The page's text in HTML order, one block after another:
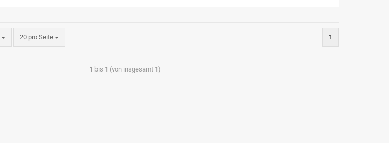
20 pro Seite 1
1 bis 1 (von insgesamt 1)